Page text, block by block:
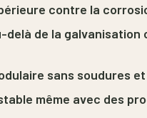
contre la
delà de la galvanisation
sans soudures
même avec des